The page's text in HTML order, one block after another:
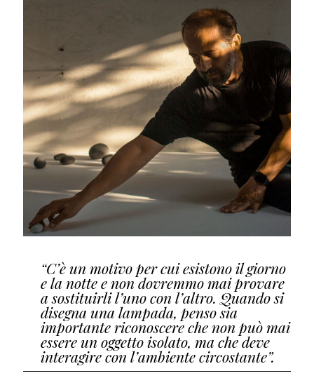
“C’è un motivo per cui esistono il giorno
e la notte e non dovremmo mai provare
a sostituirli l’uno con l’altro. Quando si
disegna una lampada, penso sia
importante riconoscere che non può mai
essere un oggetto isolato, ma che deve
interagire con l’ambiente circostante”.